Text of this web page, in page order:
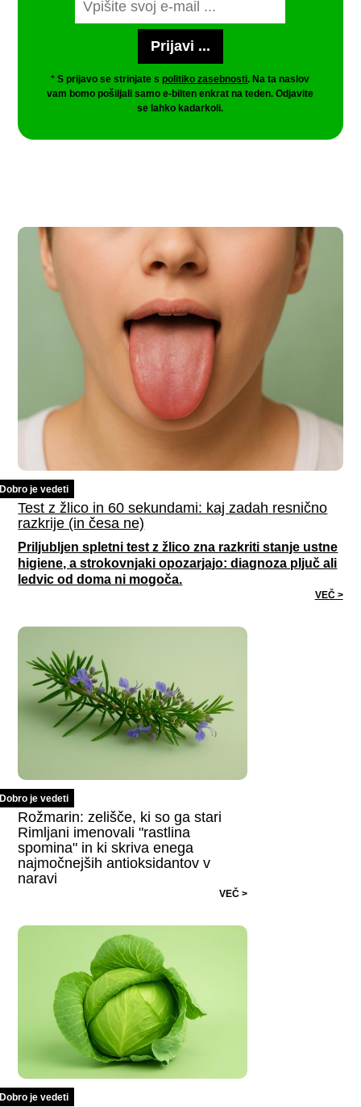
* S prijavo se strinjate spolitiko zasebnosti. Na ta naslov
vam bomo pošiljali samo e-bilten enkrat na teden. Odjavite
se lahko kadarkoli.
Dobro je vedeti
Test z žlico in 60 sekundami: kaj zadah resnično
razkrije (in česa ne)
Priljubljen spletni test z žlico zna razkriti stanje ustne
higiene, a strokovnjaki opozarjajo: diagnoza pljuč ali
ledvic od doma ni mogoča.
VEČ >
Dobro je vedeti
Rožmarin: zelišče, ki so ga stari
Rimljani imenovali "rastlina
spomina" in ki skriva enega
najmočnejših antioksidantov v
naravi
VEČ >
Dobro je vedeti